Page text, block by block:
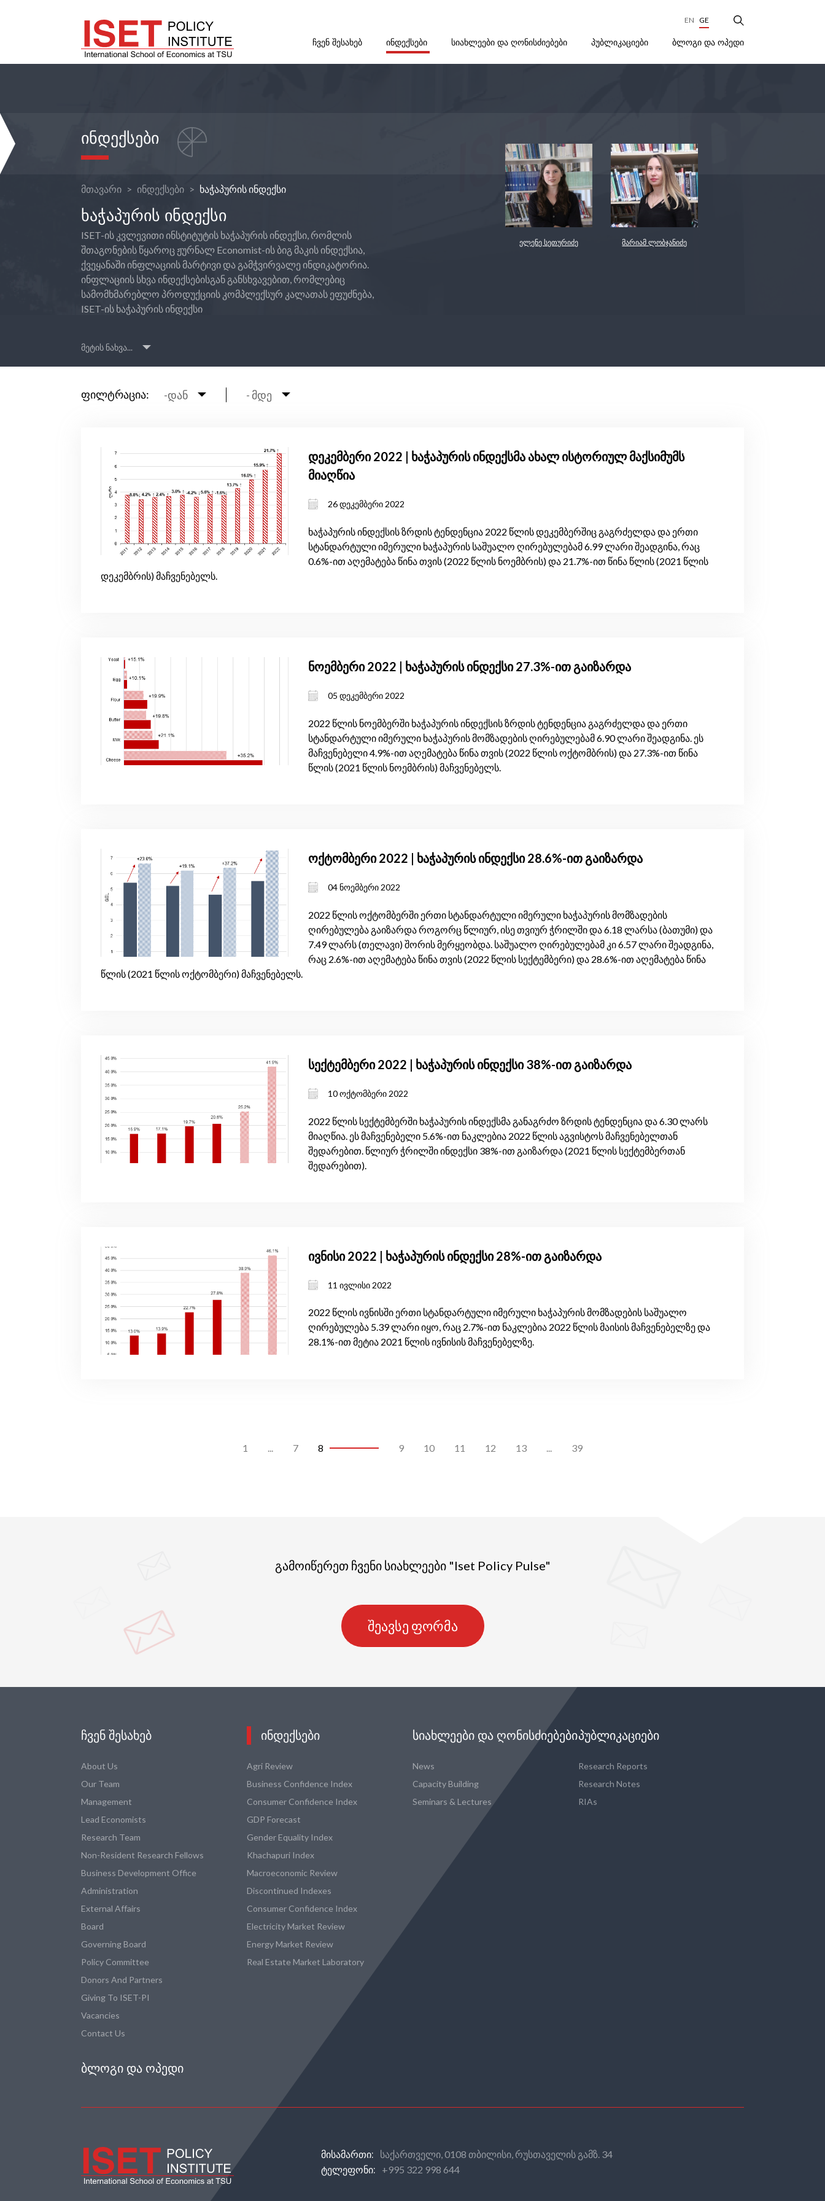
EN GE
ᲩᲕᲔᲜ ᲨᲔᲡᲐᲮᲔᲑ ᲘᲜᲓᲔᲥᲡᲔᲑᲘ ᲡᲘᲐᲮᲚᲔᲔᲑᲘ ᲓᲐ ᲦᲝᲜᲘᲡᲫᲘᲔᲑᲔᲑᲘ ᲞᲣᲑᲚᲘᲙᲐᲪᲘᲔᲑᲘ ᲑᲚᲝᲒᲘ ᲓᲐ ᲝᲞᲔᲓᲘ
ელენე სეთურიძე მარიამ ლობჯანიძე
ᲘᲜᲓᲔᲥᲡᲔᲑᲘ
მთავარი ინდექსები ხაჭაპურის ინდექსი
ᲮᲐᲭᲐᲞᲣᲠᲘᲡ ᲘᲜᲓᲔᲥᲡᲘ
ISET-ის კვლევითი ინსტიტუტის ხაჭაპურის ინდექსი, რომლის
შთაგონების წყაროც ჟურნალ Economist-ის ბიგ მაკის ინდექსია,
ქვეყანაში ინფლაციის მარტივი და გამჭვირვალე ინდიკატორია.
ინფლაციის სხვა ინდექსებისგან განსხვავებით, რომლებიც
სამომხმარებლო პროდუქციის კომპლექსურ კალათას ეფუძნება,
ISET-ის ხაჭაპურის ინდექსი
მეტის ნახვა...
ფილტრაცია: -დან - მდე
დეკემბერი 2022 | ხაჭაპურის ინდექსმა ახალ ისტორიულ მაქსიმუმს
მიაღწია
26 დეკემბერი 2022
ხაჭაპურის ინდექსის ზრდის ტენდენცია 2022 წლის დეკემბერშიც გაგრძელდა და ერთი
სტანდარტული იმერული ხაჭაპურის საშუალო ღირებულებამ 6.99 ლარი შეადგინა, რაც
0.6%-ით აღემატება წინა თვის (2022 წლის ნოემბრის) და 21.7%-ით წინა წლის (2021 წლის
დეკემბრის) მაჩვენებელს.
ნოემბერი 2022 | ხაჭაპურის ინდექსი 27.3%-ით გაიზარდა
05 დეკემბერი 2022
2022 წლის ნოემბერში ხაჭაპურის ინდექსის ზრდის ტენდენცია გაგრძელდა და ერთი
სტანდარტული იმერული ხაჭაპურის მომზადების ღირებულებამ 6.90 ლარი შეადგინა. ეს
მაჩვენებელი 4.9%-ით აღემატება წინა თვის (2022 წლის ოქტომბრის) და 27.3%-ით წინა
წლის (2021 წლის ნოემბრის) მაჩვენებელს.
ოქტომბერი 2022 | ხაჭაპურის ინდექსი 28.6%-ით გაიზარდა
04 ნოემბერი 2022
2022 წლის ოქტომბერში ერთი სტანდარტული იმერული ხაჭაპურის მომზადების
ღირებულება გაიზარდა როგორც წლიურ, ისე თვიურ ჭრილში და 6.18 ლარსა (ბათუმი) და
7.49 ლარს (თელავი) შორის მერყეობდა. საშუალო ღირებულებამ კი 6.57 ლარი შეადგინა,
რაც 2.6%-ით აღემატება წინა თვის (2022 წლის სექტემბერი) და 28.6%-ით აღემატება წინა
წლის (2021 წლის ოქტომბერი) მაჩვენებელს.
სექტემბერი 2022 | ხაჭაპურის ინდექსი 38%-ით გაიზარდა
10 ოქტომბერი 2022
2022 წლის სექტემბერში ხაჭაპურის ინდექსმა განაგრძო ზრდის ტენდენცია და 6.30 ლარს
მიაღწია. ეს მაჩვენებელი 5.6%-ით ნაკლებია 2022 წლის აგვისტოს მაჩვენებელთან
შედარებით. წლიურ ჭრილში ინდექსი 38%-ით გაიზარდა (2021 წლის სექტემბერთან
შედარებით).
ივნისი 2022 | ხაჭაპურის ინდექსი 28%-ით გაიზარდა
11 ივლისი 2022
2022 წლის ივნისში ერთი სტანდარტული იმერული ხაჭაპურის მომზადების საშუალო
ღირებულება 5.39 ლარი იყო, რაც 2.7%-ით ნაკლებია 2022 წლის მაისის მაჩვენებელზე და
28.1%-ით მეტია 2021 წლის ივნისის მაჩვენებელზე.
1 7 8 9 10 11 12 13 39
გამოიწერეთ ჩვენი სიახლეები "Iset Policy Pulse"
შეავსე ფორმა
ᲩᲕᲔᲜ ᲨᲔᲡᲐᲮᲔᲑ
About Us
Our Team
Management
Lead Economists
Research Team
Non-Resident Research Fellows
Business Development Office
Administration
External Affairs
Board
Governing Board
Policy Committee
Donors And Partners
Giving To ISET-PI
Vacancies
Contact Us
ᲘᲜᲓᲔᲥᲡᲔᲑᲘ
Agri Review
Business Confidence Index
Consumer Confidence Index
GDP Forecast
Gender Equality Index
Khachapuri Index
Macroeconomic Review
Discontinued Indexes
Consumer Confidence Index
Electricity Market Review
Energy Market Review
Real Estate Market Laboratory
ᲡᲘᲐᲮᲚᲔᲔᲑᲘ ᲓᲐ ᲦᲝᲜᲘᲡᲫᲘᲔᲑᲔᲑᲘ
News
Capacity Building
Seminars & Lectures
ᲞᲣᲑᲚᲘᲙᲐᲪᲘᲔᲑᲘ
Research Reports
Research Notes
RIAs
ᲑᲚᲝᲒᲘ ᲓᲐ ᲝᲞᲔᲓᲘ
ᲛᲘᲡᲐᲛᲐᲠᲗᲘ:
საქართველი, 0108 თბილისი, რუსთაველის გამზ. 34
ᲢᲔᲚᲔᲤᲝᲜᲘ:
+995 322 998 644